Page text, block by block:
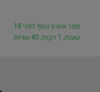
ספר אחרון נוסף לפני 18
שעות, 1 דקות, 40 שניות